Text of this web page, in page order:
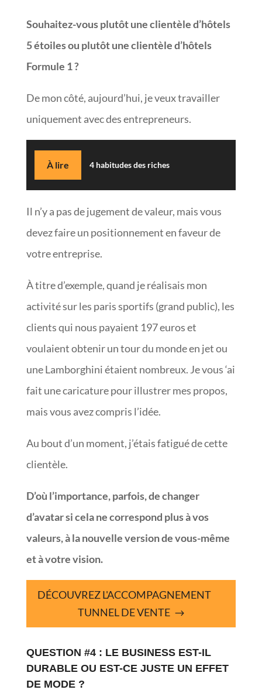
Souhaitez-vous plutôt une clientèle d’hôtels
5 étoiles ou plutôt une clientèle d’hôtels
Formule 1 ?
De mon côté, aujourd’hui, je veux travailler
uniquement avec des entrepreneurs.
À lire 4 habitudes des riches
Il n’y a pas de jugement de valeur, mais vous
devez faire un positionnement en faveur de
votre entreprise.
À titre d’exemple, quand je réalisais mon
activité sur les paris sportifs (grand public), les
clients qui nous payaient 197 euros et
voulaient obtenir un tour du monde en jet ou
une Lamborghini étaient nombreux. Je vous ‘ai
fait une caricature pour illustrer mes propos,
mais vous avez compris l’idée.
Au bout d’un moment, j’étais fatigué de cette
clientèle.
D’où l’importance, parfois, de changer
d’avatar si cela ne correspond plus à vos
valeurs, à la nouvelle version de vous-même
et à votre vision.
DÉCOUVREZ L'ACCOMPAGNEMENT
TUNNEL DE VENTE
QUESTION #4 : LE BUSINESS EST-IL
DURABLE OU EST-CE JUSTE UN EFFET
DE MODE ?